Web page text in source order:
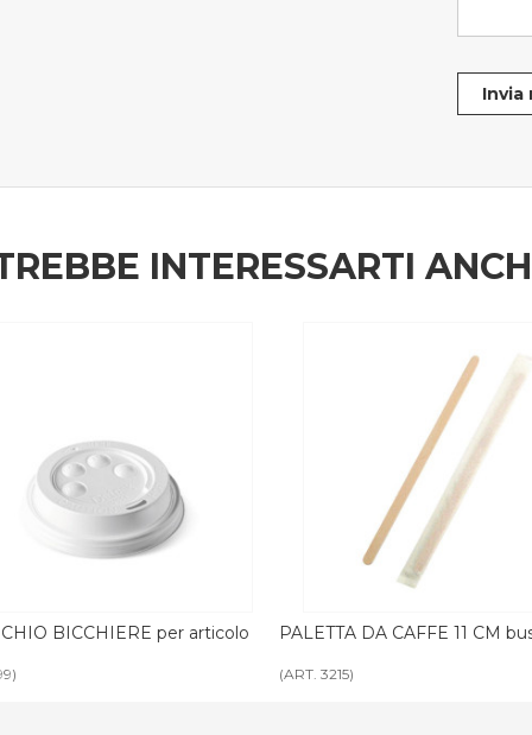
Invia
INTERESSARTI
DA CAFFE 11 CM busta singola
3215)
PALETTA DA CAFFE 9
(ART. 3215CA)